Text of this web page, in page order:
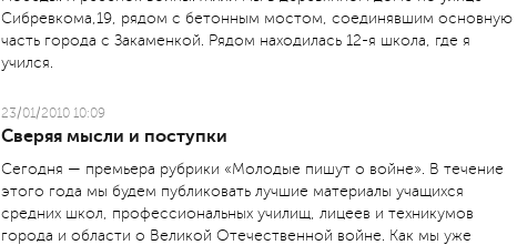
Сибревкома,19, рядом с бетонным мостом, соединявшим основную
часть города с Закаменкой. Рядом находилась 12-я школа, где я
учился.
23/01/2010 10:09
Сверяя мысли и поступки
Сегодня — премьера рубрики «Молодые пишут о войне». В течение
этого года мы будем публиковать лучшие материалы учащихся
средних школ, профессиональных училищ, лицеев и техникумов
города и области о Великой Отечественной войне. Как мы уже